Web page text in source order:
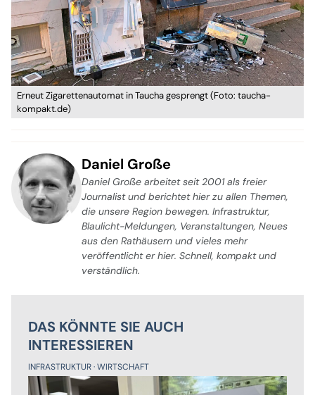
Erneut Zigarettenautomat in Taucha gesprengt (Foto: taucha-
kompakt.de)
Daniel Große
Daniel Große arbeitet seit 2001 als freier
Journalist und berichtet hier zu allen Themen,
die unsere Region bewegen. Infrastruktur,
Blaulicht-Meldungen, Veranstaltungen, Neues
aus den Rathäusern und vieles mehr
veröffentlicht er hier. Schnell, kompakt und
verständlich.
DAS KÖNNTE SIE AUCH
INTERESSIEREN
INFRASTRUKTUR WIRTSCHAFT